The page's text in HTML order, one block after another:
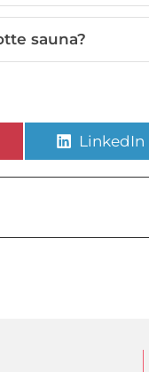
sauna?
LinkedIn